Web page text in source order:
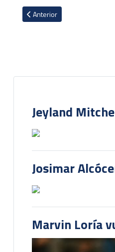
Artículo anterior: Keylor
Anterior
Jeyland
Josimar
Marvin Loría